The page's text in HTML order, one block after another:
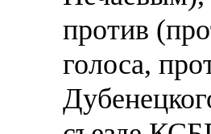
против
голоса,